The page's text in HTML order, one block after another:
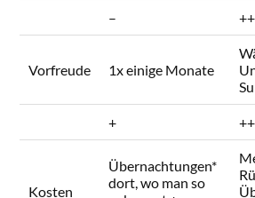
– ++
Vorfreude 1x einige Monate
+
Kosten
Übernachtungen*
dort, wo man so